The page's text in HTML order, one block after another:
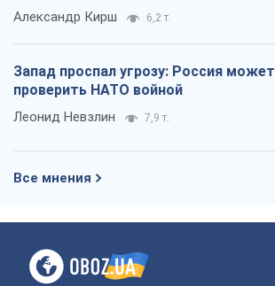
Александр Кирш 6,2 т.
Запад проспал угрозу: Россия может
проверить НАТО войной
Леонид Невзлин 7,9 т.
Все мнения